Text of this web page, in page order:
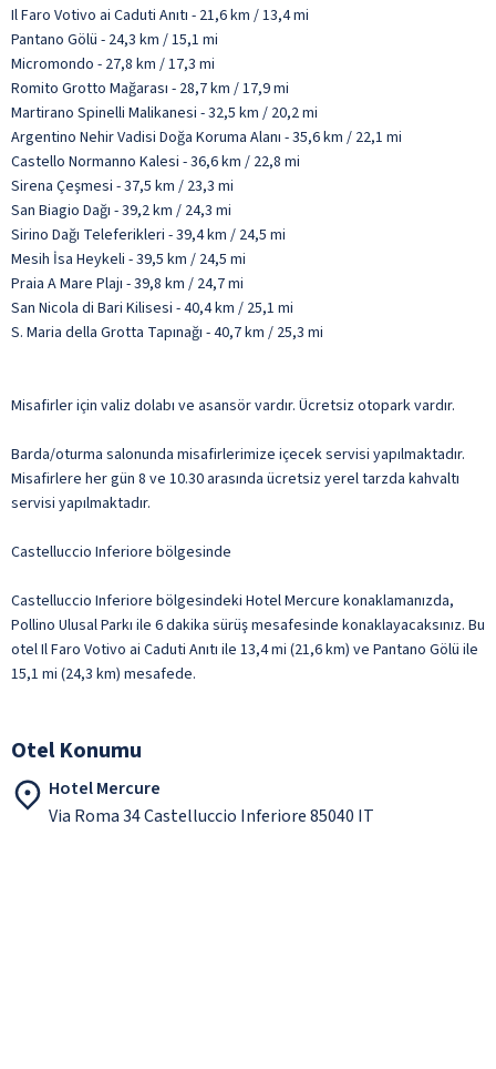
Il Faro Votivo ai Caduti Anıtı - 21,6 km / 13,4 mi
Pantano Gölü - 24,3 km / 15,1 mi
Micromondo - 27,8 km / 17,3 mi
Romito Grotto Mağarası - 28,7 km / 17,9 mi
Martirano Spinelli Malikanesi - 32,5 km / 20,2 mi
Argentino Nehir Vadisi Doğa Koruma Alanı - 35,6 km / 22,1 mi
Castello Normanno Kalesi - 36,6 km / 22,8 mi
Sirena Çeşmesi - 37,5 km / 23,3 mi
San Biagio Dağı - 39,2 km / 24,3 mi
Sirino Dağı Teleferikleri - 39,4 km / 24,5 mi
Mesih İsa Heykeli - 39,5 km / 24,5 mi
Praia A Mare Plajı - 39,8 km / 24,7 mi
San Nicola di Bari Kilisesi - 40,4 km / 25,1 mi
S. Maria della Grotta Tapınağı - 40,7 km / 25,3 mi
Misafirler için valiz dolabı ve asansör vardır. Ücretsiz otopark vardır.
Barda/oturma salonunda misafirlerimize içecek servisi yapılmaktadır.
Misafirlere her gün 8 ve 10.30 arasında ücretsiz yerel tarzda kahvaltı
servisi yapılmaktadır.
Castelluccio Inferiore bölgesinde
Castelluccio Inferiore bölgesindeki Hotel Mercure konaklamanızda,
Pollino Ulusal Parkı ile 6 dakika sürüş mesafesinde konaklayacaksınız. Bu
otel Il Faro Votivo ai Caduti Anıtı ile 13,4 mi (21,6 km) ve Pantano Gölü ile
15,1 mi (24,3 km) mesafede.
Otel Konumu
Hotel Mercure
Via Roma 34 Castelluccio Inferiore 85040 IT